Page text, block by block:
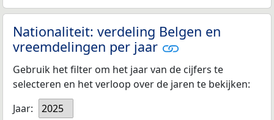
Nationaliteit: verdeling Belgen en
vreemdelingen per jaar
Gebruik het filter om het jaar van de cijfers te
selecteren en het verloop over de jaren te bekijken:
Jaar:
2025